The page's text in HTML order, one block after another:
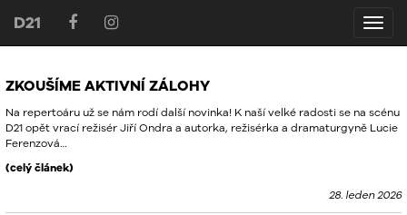
D21
D21
ZKOUŠÍME AKTIVNÍ ZÁLOHY
Na repertoáru už se nám rodí další novinka! K naší velké radosti se na scénu
D21 opět vrací režisér Jiří Ondra a autorka, režisérka a dramaturgyně Lucie
Ferenzová…
(celý článek)
28. leden 2026